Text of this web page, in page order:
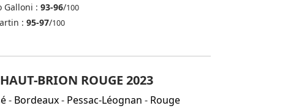
Galloni : 93-96/100
: 95-97/100
BRION ROUGE 2023
- Bordeaux- Pessac-Léognan - Rouge